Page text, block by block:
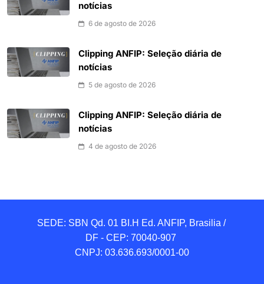
notícias
6 de agosto de 2026
Clipping ANFIP: Seleção diária de
notícias
5 de agosto de 2026
Clipping ANFIP: Seleção diária de
notícias
4 de agosto de 2026
SEDE: SBN Qd. 01 BI.H Ed. ANFIP, Brasilia /
DF - CEP: 70040-907
CNPJ: 03.636.693/0001-00